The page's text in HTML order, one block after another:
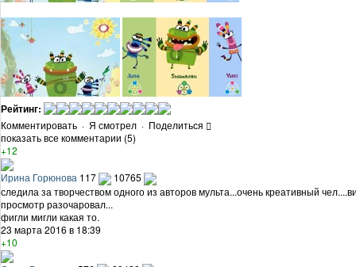
Рейтинг:
Комментировать · Я смотрел · Поделиться
показать все комментарии (5)
+12
Ирина Горюнова 117
10765
следила за творчеством одного из авторов мульта...очень креативный
просмотр разочаровал...
фигли мигли какая то.
23 марта 2016 в 18:39
+10